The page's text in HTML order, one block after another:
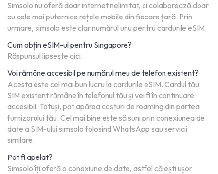
Simsolo nu oferă doar internet nelimitat, ci colaborează doar
cu cele mai puternice rețele mobile din fiecare țară. Prin
urmare, simsolo este clar numărul unu pentru cardurile eSIM.
Cum obțin eSIM-ul pentru Singapore?
Răspunsul lipsește aici.
Voi rămâne accesibil pe numărul meu de telefon existent?
Acesta este cel mai bun lucru la cardurile eSIM. Cardul tău
SIM existent rămâne în telefonul tău și vei fi în continuare
accesibil. Totuși, pot apărea costuri de roaming din partea
furnizorului tău. Cel mai bine este să suni prin conexiunea de
date a SIM-ului simsolo folosind WhatsApp sau servicii
similare.
Pot fi apelat?
Simsolo îți oferă o conexiune de date, astfel că ești ușor